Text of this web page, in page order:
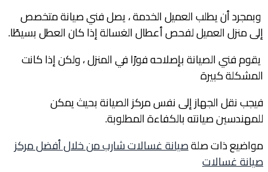
وبمجرد أن يطلب العميل الخدمة ، يصل فني صيانة متخصص
إلى منزل العميل لفحص أعطال الغسالة إذا كان العطل بسيطًا.
يقوم فني الصيانة بإصلاحه فورًا في المنزل ، ولكن إذا كانت
المشكلة كبيرة
فيجب نقل الجهاز إلى نفس مركز الصيانة بحيث يمكن
للمهندسين صيانته بالكفاءة المطلوبة.
مواضيع ذات صلةصيانة غسالات شارب من خلال أفضل مركز
صيانة غسالات